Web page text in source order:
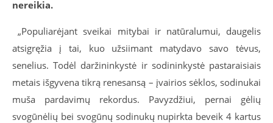
nereikia.
„Populiarėjant sveikai mitybai ir natūralumui, daugelis
atsigręžia į tai, kuo užsiimant matydavo savo tėvus,
senelius. Todėl daržininkystė ir sodininkystė pastaraisiais
metais išgyvena tikrą renesansą – įvairios sėklos, sodinukai
muša pardavimų rekordus. Pavyzdžiui, pernai gėlių
svogūnėlių bei svogūnų sodinukų nupirkta beveik 4 kartus